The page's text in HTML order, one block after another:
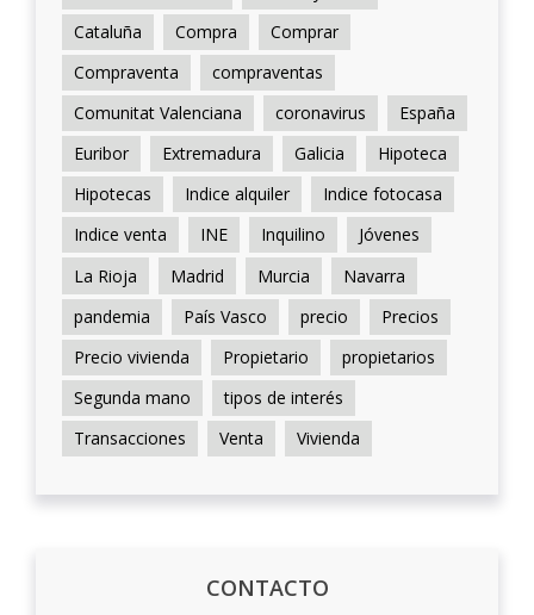
Cataluña
Compra
Comprar
Compraventa
compraventas
Comunitat Valenciana
coronavirus
España
Euribor
Extremadura Galicia
Hipoteca
Hipotecas
Indice alquiler
Indice fotocasa
Indice venta
INE Inquilino
Jóvenes
La Rioja
Madrid Murcia
Navarra
pandemia
País Vasco precio
Precios
Precio vivienda
Propietario
propietarios
Segunda mano
tipos de interés
Transacciones
Venta Vivienda
CONTACTO